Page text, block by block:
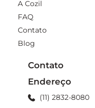
A Cozil
FAQ
Contato
Blog
Contato
Endereço
(11) 2832-8080